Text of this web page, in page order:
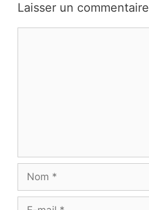
Laisser un commentaire